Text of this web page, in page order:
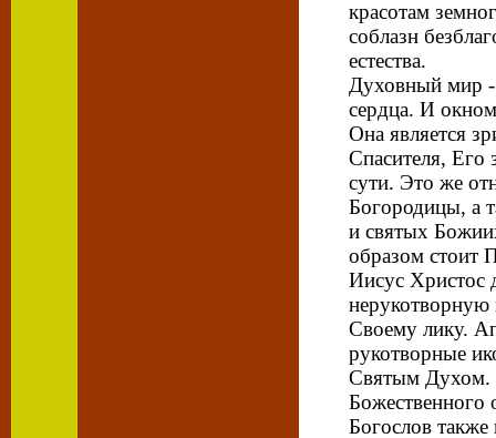
красотам
соблазн
естества.
Духовный мир
сердца. И
Она является
Спасителя, Его
сути. Это же
Богородицы, а
и святых
образом стоит
Иисус Христос
нерукотворную
Своему лику.
рукотворные
Святым Духом.
Божественного
Богослов также